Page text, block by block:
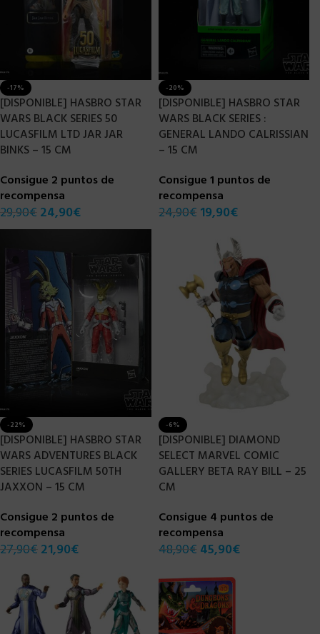
-17%
[DISPONIBLE] HASBRO STAR
WARS BLACK SERIES 50
LUCASFILM LTD JAR JAR
BINKS – 15 CM
Consigue 2 puntos de
recompensa
29,90€ 24,90€
-20%
[DISPONIBLE] HASBRO STAR
WARS BLACK SERIES :
GENERAL LANDO CALRISSIAN
– 15 CM
Consigue 1 puntos de
recompensa
24,90€ 19,90€
-22%
[DISPONIBLE] HASBRO STAR
WARS ADVENTURES BLACK
SERIES LUCASFILM 50TH
JAXXON – 15 CM
Consigue 2 puntos de
recompensa
27,90€ 21,90€
-6%
[DISPONIBLE] DIAMOND
SELECT MARVEL COMIC
GALLERY BETA RAY BILL – 25
CM
Consigue 4 puntos de
recompensa
48,90€ 45,90€